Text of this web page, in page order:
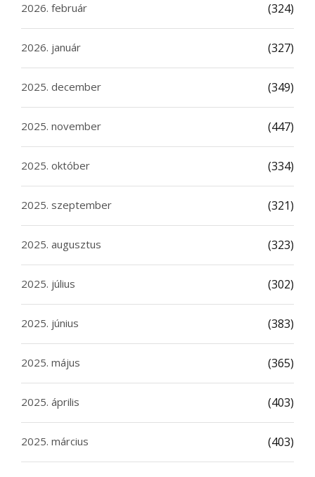
2026. február (324)
2026. január (327)
2025. december (349)
2025. november (447)
2025. október (334)
2025. szeptember (321)
2025. augusztus (323)
2025. július (302)
2025. június (383)
2025. május (365)
2025. április (403)
2025. március (403)